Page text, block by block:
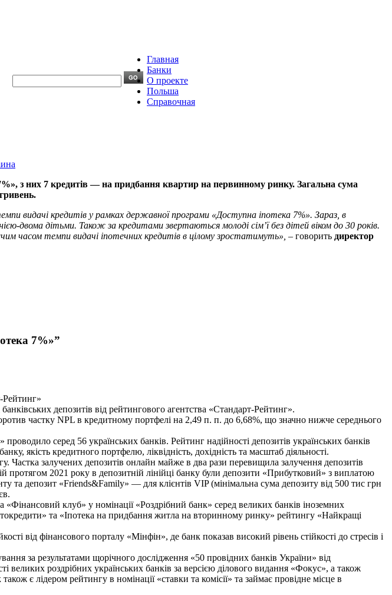
Главная
Банки
О проекте
Польша
Справочная
», з них 7 кредитів — на придбання квартир на первинному ринку. Загальна сума
видачі кредитів у рамках державної програми «Доступна іпотека 7%». Зараз, в
двома дітьми. Також за кредитами звертаються молоді сім’ї без дітей віком до 30 років.
часом темпи видачі іпотечних кредитів в цілому зростатимуть», – говорить директор
7%»”
Рейтинг»
депозитів від рейтингового агентства «Стандарт-Рейтинг».
частку NPL в кредитному портфелі на 2,49 п. п. до 6,68%, що значно нижче середнього
серед 56 українських банків. Рейтинг надійності депозитів українських банків
якість кредитного портфелю, ліквідність, дохідність та масштаб діяльності.
Частка залучених депозитів онлайн майже в два рази перевищила залучення депозитів
2021 року в депозитній лінійці банку були депозити «Прибутковий» з виплатою
та депозит «Friends&Family» — для клієнтів VIP (мінімальна сума депозиту від 500 тис грн
клуб» у номінації «Роздрібний банк» серед великих банків іноземних
та «Іпотека на придбання житла на вторинному ринку» рейтингу «Найкращі
від фінансового порталу «Мінфін», де банк показав високий рівень стійкості до стресів і
за результатами щорічного дослідження «50 провідних банків України» від
великих роздрібних українських банків за версією ділового видання «Фокус», а також
є лідером рейтингу в номінації «ставки та комісії» та займає провідне місце в